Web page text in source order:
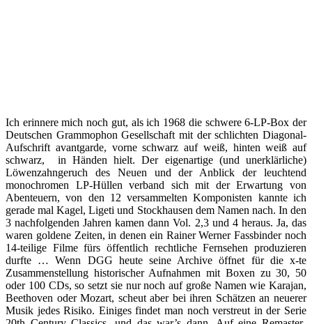
Ich erinnere mich noch gut, als ich 1968 die schwere 6-LP-Box der
Deutschen Grammophon Gesellschaft mit der schlichten Diagonal-
Aufschrift avantgarde, vorne schwarz auf weiß, hinten weiß auf
schwarz, in Händen hielt. Der eigenartige (und unerklärliche)
Löwenzahngeruch des Neuen und der Anblick der leuchtend
monochromen LP-Hüllen verband sich mit der Erwartung von
Abenteuern, von den 12 versammelten Komponisten kannte ich
gerade mal Kagel, Ligeti und Stockhausen dem Namen nach. In den
3 nachfolgenden Jahren kamen dann Vol. 2,3 und 4 heraus. Ja, das
waren goldene Zeiten, in denen ein Rainer Werner Fassbinder noch
14-teilige Filme fürs öffentlich rechtliche Fernsehen produzieren
durfte … Wenn DGG heute seine Archive öffnet für die x-te
Zusammenstellung historischer Aufnahmen mit Boxen zu 30, 50
oder 100 CDs, so setzt sie nur noch auf große Namen wie Karajan,
Beethoven oder Mozart, scheut aber bei ihren Schätzen an neuerer
Musik jedes Risiko. Einiges findet man noch verstreut in der Serie